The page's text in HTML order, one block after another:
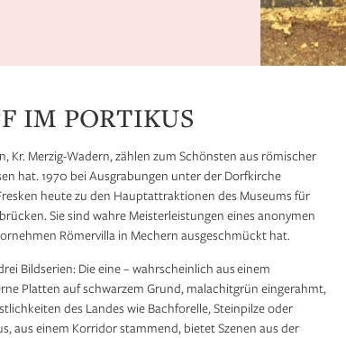
IM PORTIKUS
Kr. Merzig-Wadern, zählen zum Schönsten aus römischer
hat. 1970 bei Ausgrabungen unter der Dorfkirche
heute zu den Hauptattraktionen des Museums für
Sie sind wahre Meisterleistungen eines anonymen
Römervilla in Mechern ausgeschmückt hat.
Bildserien: Die eine – wahrscheinlich aus einem
Platten auf schwarzem Grund, malachitgrün eingerahmt,
des Landes wie Bachforelle, Steinpilze oder
aus einem Korridor stammend, bietet Szenen aus der